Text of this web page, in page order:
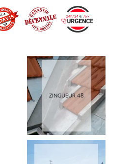
ZINGUEUR 48